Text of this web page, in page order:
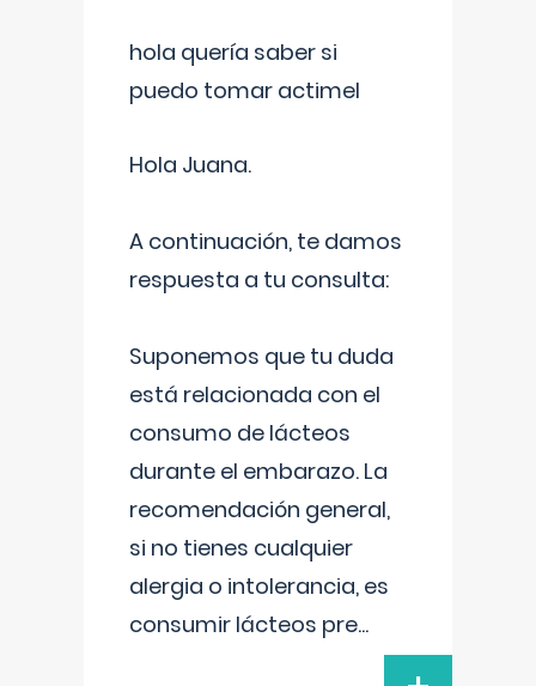
hola quería saber si
puedo tomar actimel
Hola Juana.
A continuación, te damos
respuesta a tu consulta:
Suponemos que tu duda
está relacionada con el
consumo de lácteos
durante el embarazo. La
recomendación general,
si no tienes cualquier
alergia o intolerancia, es
consumir lácteos pre...